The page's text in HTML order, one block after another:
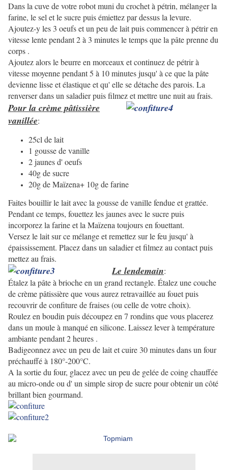
Dans la cuve de votre robot muni du crochet à pétrin, mélanger la
farine, le sel et le sucre puis émiettez par dessus la levure.
Ajoutez-y les 3 oeufs et un peu de lait puis commencer à pétrir en
vitesse lente pendant 2 à 3 minutes le temps que la pâte prenne du
corps .
Ajoutez alors le beurre en morceaux et continuez de pétrir à
vitesse moyenne pendant 5 à 10 minutes jusqu' à ce que la pâte
devienne lisse et élastique et qu' elle se détache des parois. La
renverser dans un saladier puis filmez et mettre une nuit au frais.
Pour la crème pâtissière
vanillée:
25cl de lait
1 gousse de vanille
2 jaunes d' oeufs
40g de sucre
20g de Maïzena+ 10g de farine
Faites bouillir le lait avec la gousse de vanille fendue et grattée.
Pendant ce temps, fouettez les jaunes avec le sucre puis
incorporez la farine et la Maïzena toujours en fouettant.
Versez le lait sur ce mélange et remettez sur le feu jusqu' à
épaississement. Placez dans un saladier et filmez au contact puis
mettez au frais.
Le lendemain:
Étalez la pâte à brioche en un grand rectangle. Étalez une couche
de crème pâtissière que vous aurez retravaillée au fouet puis
recouvrir de confiture de fraises (ou celle de votre choix).
Roulez en boudin puis découpez en 7 rondins que vous placerez
dans un moule à manqué en silicone. Laissez lever à température
ambiante pendant 2 heures .
Badigeonnez avec un peu de lait et cuire 30 minutes dans un four
préchauffé à 180°-200°C.
A la sortie du four, glacez avec un peu de gelée de coing chauffée
au micro-onde ou d' un simple sirop de sucre pour obtenir un côté
brillant bien gourmand.